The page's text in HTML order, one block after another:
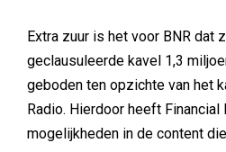
Extra zuur is het voor BNR dat
geclausuleerde kavel 1,3
geboden ten opzichte van het
Radio. Hierdoor heeft
mogelijkheden in de content